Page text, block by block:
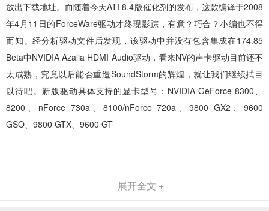
放出下载地址。而随着今天ATI 8.4版催化剂的发布，这款编译于2008
年4月11日的ForceWare驱动才终现影踪，有意？巧合？小编也不得
而知。经分析驱动文件后发现，该驱动中并没有包含集成在174.85
Beta中NVIDIA Azalia HDMI Audio驱动，看来NV的声卡驱动目前还不
太成熟，究竟以后能否重造SoundStorm的辉煌，就让我们继续拭目
以待吧。新版驱动具体支持的显卡型号：NVIDIA GeForce 8300、
8200、nForce 730a、8100/nForce 720a、9800 GX2、9600
GSO、9800 GTX、9600 GT
展开全文 +